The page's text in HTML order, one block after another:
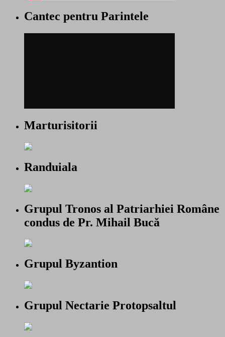
Cantec pentru Parintele
Marturisitorii
Randuiala
Grupul Tronos al Patriarhiei Române
condus de Pr. Mihail Bucă
Grupul Byzantion
Grupul Nectarie Protopsaltul